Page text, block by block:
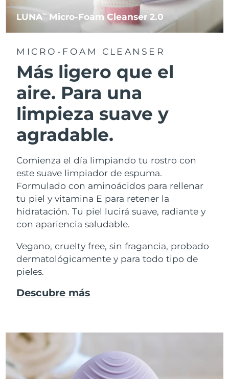
LUNATM Micro-Foam Cleanser 2.0
MICRO-FOAM CLEANSER
Más ligero que el
aire. Para una
limpieza suave y
agradable.
Comienza el día limpiando tu rostro con
este suave limpiador de espuma.
Formulado con aminoácidos para rellenar
tu piel y vitamina E para retener la
hidratación. Tu piel lucirá suave, radiante y
con apariencia saludable.
Vegano, cruelty free, sin fragancia, probado
dermatológicamente y para todo tipo de
pieles.
Descubre más